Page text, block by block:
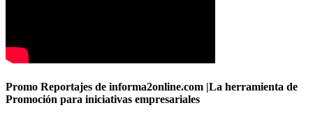
Promo Reportajes de informa2online.com |La herramienta de
Promoción para iniciativas empresariales